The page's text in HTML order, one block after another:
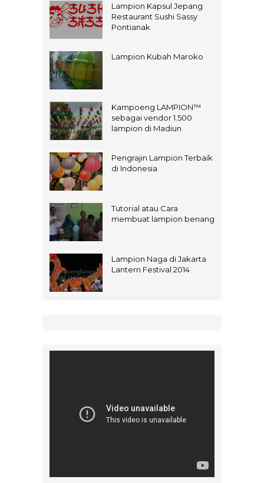
Lampion Kapsul Jepang
Restaurant Sushi Sassy
Pontianak
Lampion Kubah Maroko
Kampoeng LAMPION™
sebagai vendor 1.500
lampion di Madiun
Pengrajin Lampion Terbaik
di Indonesia
Tutorial atau Cara
membuat lampion benang
Lampion Naga di Jakarta
Lantern Festival 2014